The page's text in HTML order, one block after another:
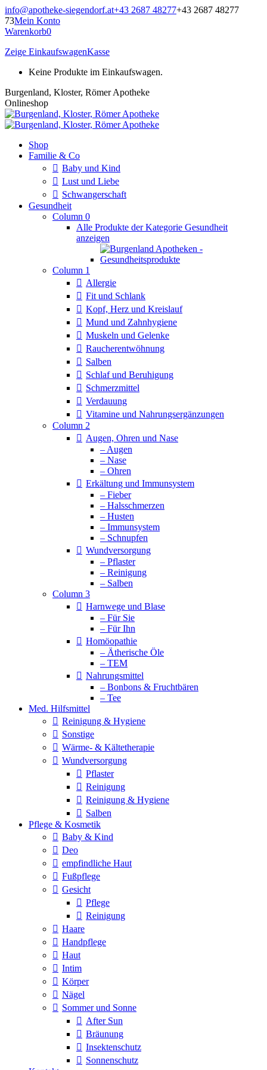
Zum
Inhalt
springen
info@apotheke-siegendorf.at+43 2687 48277+43 2687 48277
73Mein Konto
Warenkorb0
Zeige EinkaufswagenKasse
Keine Produkte im Einkaufswagen.
Burgenland, Kloster, Römer Apotheke
Onlineshop
Shop
Familie & Co
Baby und Kind
Lust und Liebe
Schwangerschaft
Gesundheit
Column 0
Alle Produkte der Kategorie Gesundheit
anzeigen
Column 1
Allergie
Fit und Schlank
Kopf, Herz und Kreislauf
Mund und Zahnhygiene
Muskeln und Gelenke
Raucherentwöhnung
Salben
Schlaf und Beruhigung
Schmerzmittel
Verdauung
Vitamine und Nahrungsergänzungen
Column 2
Augen, Ohren und Nase
– Augen
– Nase
– Ohren
Erkältung und Immunsystem
– Fieber
– Halsschmerzen
– Husten
– Immunsystem
– Schnupfen
Wundversorgung
– Pflaster
– Reinigung
– Salben
Column 3
Harnwege und Blase
– Für Sie
– Für Ihn
Homöopathie
– Ätherische Öle
– TEM
Nahrungsmittel
– Bonbons & Fruchtbären
– Tee
Med. Hilfsmittel
Reinigung & Hygiene
Sonstige
Wärme- & Kältetherapie
Wundversorgung
Pflaster
Reinigung
Reinigung & Hygiene
Salben
Pflege & Kosmetik
Baby & Kind
Deo
empfindliche Haut
Fußpflege
Gesicht
Pflege
Reinigung
Haare
Handpflege
Haut
Intim
Körper
Nägel
Sommer und Sonne
After Sun
Bräunung
Insektenschutz
Sonnenschutz